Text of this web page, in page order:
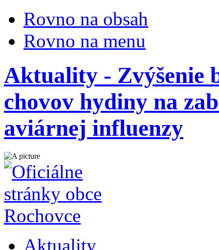
Rovno na obsah
Rovno na menu
Aktuality - Zvýšenie
chovov hydiny na
aviárnej influenzy
Aktuality